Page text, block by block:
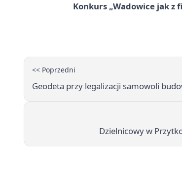
Konkurs „Wadowice jak z
<< Poprzedni
Geodeta przy legalizacji samowoli
Dzielnicowy w